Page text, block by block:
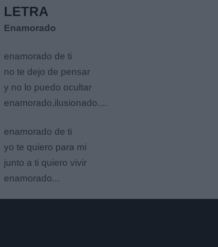
LETRA
Enamorado
enamorado de ti
no te dejo de pensar
y no lo puedo ocultar
enamorado,ilusionado....
enamorado de ti
yo te quiero para mi
junto a ti quiero vivir
enamorado...